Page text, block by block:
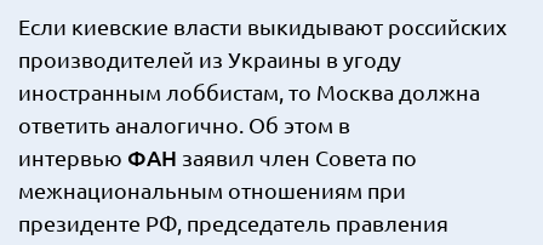
Если киевские власти выкидывают российских
производителей из Украины в угоду
иностранным лоббистам, то Москва должна
ответить аналогично. Об этом в
интервью ФАН заявил член Совета по
межнациональным отношениям при
президенте РФ, председатель правления